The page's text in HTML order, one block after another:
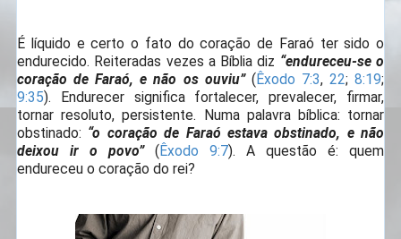
É líquido e certo o fato do coração de Faraó ter sido o
endurecido. Reiteradas vezes a Bíblia diz “endureceu-se o
coração de Faraó, e não os ouviu”( Êxodo 7:3, 22;8:19;
9:35). Endurecer significa fortalecer, prevalecer, firmar,
tornar resoluto, persistente. Numa palavra bíblica: tornar
obstinado: “o coração de Faraó estava obstinado, e não
deixou ir o povo”( Êxodo 9:7). A questão é: quem
endureceu o coração do rei?